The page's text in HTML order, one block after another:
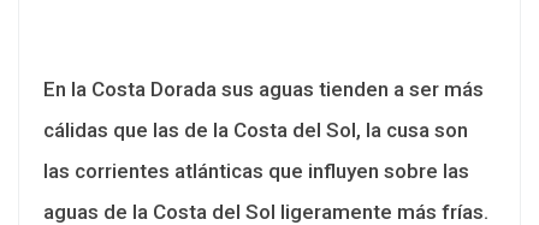
En la Costa Dorada sus aguas tienden a ser más
cálidas que las de la Costa del Sol, la cusa son
las corrientes atlánticas que influyen sobre las
aguas de la Costa del Sol ligeramente más frías.